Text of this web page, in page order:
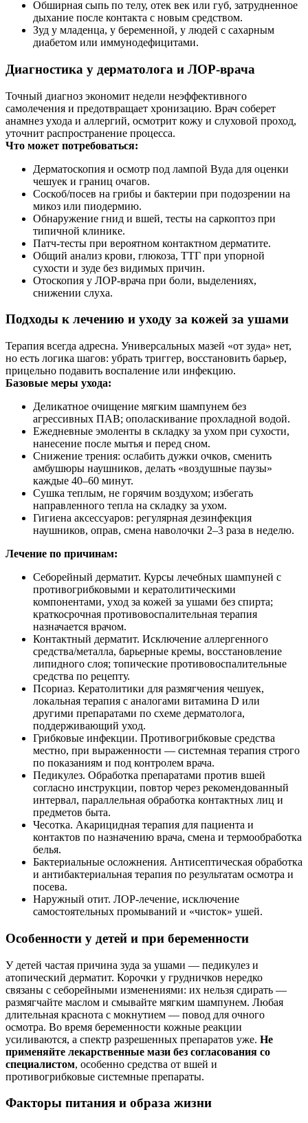
Обширная сыпь по телу, отек век или губ, затрудненное
дыхание после контакта с новым средством.
Зуд у младенца, у беременной, у людей с сахарным
диабетом или иммунодефицитами.
Диагностика у дерматолога и ЛОР‑врача
Точный диагноз экономит недели неэффективного
самолечения и предотвращает хронизацию. Врач соберет
анамнез ухода и аллергий, осмотрит кожу и слуховой проход,
уточнит распространение процесса.
Что может потребоваться:
Дерматоскопия и осмотр под лампой Вуда для оценки
чешуек и границ очагов.
Соскоб/посев на грибы и бактерии при подозрении на
микоз или пиодермию.
Обнаружение гнид и вшей, тесты на саркоптоз при
типичной клинике.
Патч‑тесты при вероятном контактном дерматите.
Общий анализ крови, глюкоза, ТТГ при упорной
сухости и зуде без видимых причин.
Отоскопия у ЛОР‑врача при боли, выделениях,
снижении слуха.
Подходы к лечению и уходу за кожей за ушами
Терапия всегда адресна. Универсальных мазей «от зуда» нет,
но есть логика шагов: убрать триггер, восстановить барьер,
прицельно подавить воспаление или инфекцию.
Базовые меры ухода:
Деликатное очищение мягким шампунем без
агрессивных ПАВ; ополаскивание прохладной водой.
Ежедневные эмоленты в складку за ухом при сухости,
нанесение после мытья и перед сном.
Снижение трения: ослабить дужки очков, сменить
амбушюры наушников, делать «воздушные паузы»
каждые 40–60 минут.
Сушка теплым, не горячим воздухом; избегать
направленного тепла на складку за ухом.
Гигиена аксессуаров: регулярная дезинфекция
наушников, оправ, смена наволочки 2–3 раза в неделю.
Лечение по причинам:
Себорейный дерматит. Курсы лечебных шампуней с
противогрибковыми и кератолитическими
компонентами, уход за кожей за ушами без спирта;
краткосрочная противовоспалительная терапия
назначается врачом.
Контактный дерматит. Исключение аллергенного
средства/металла, барьерные кремы, восстановление
липидного слоя; топические противовоспалительные
средства по рецепту.
Псориаз. Кератолитики для размягчения чешуек,
локальная терапия с аналогами витамина D или
другими препаратами по схеме дерматолога,
поддерживающий уход.
Грибковые инфекции. Противогрибковые средства
местно, при выраженности — системная терапия строго
по показаниям и под контролем врача.
Педикулез. Обработка препаратами против вшей
согласно инструкции, повтор через рекомендованный
интервал, параллельная обработка контактных лиц и
предметов быта.
Чесотка. Акарицидная терапия для пациента и
контактов по назначению врача, смена и термообработка
белья.
Бактериальные осложнения. Антисептическая обработка
и антибактериальная терапия по результатам осмотра и
посева.
Наружный отит. ЛОР‑лечение, исключение
самостоятельных промываний и «чисток» ушей.
Особенности у детей и при беременности
У детей частая причина зуда за ушами — педикулез и
атопический дерматит. Корочки у грудничков нередко
связаны с себорейными изменениями: их нельзя сдирать —
размягчайте маслом и смывайте мягким шампунем. Любая
длительная краснота с мокнутием — повод для очного
осмотра. Во время беременности кожные реакции
усиливаются, а спектр разрешенных препаратов уже. Не
применяйте лекарственные мази без согласования со
специалистом, особенно средства от вшей и
противогрибковые системные препараты.
Факторы питания и образа жизни